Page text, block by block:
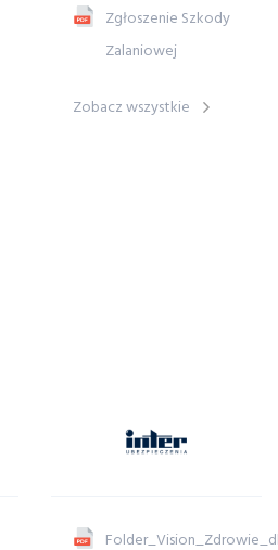
Zgłoszenie Szkody
Zalaniowej
Zobacz wszystkie